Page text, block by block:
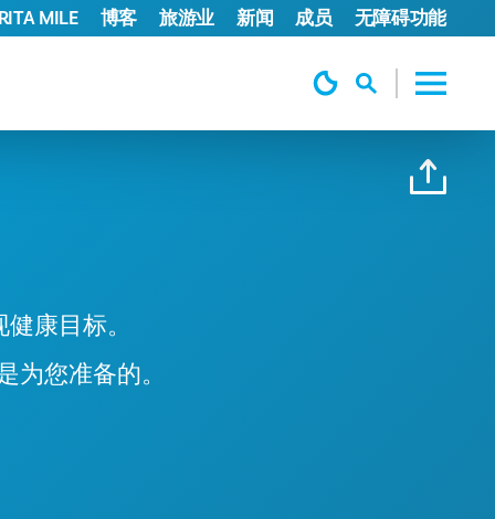
MILE 博客 旅游业 新闻 成员 无障碍功能
康目标。
您准备的。